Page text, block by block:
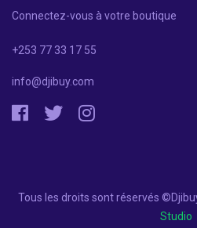
Connectez-vous à votre boutique
+253 77 33 17 55
info@djibuy.com
Tous les droits sont réservés
Studio